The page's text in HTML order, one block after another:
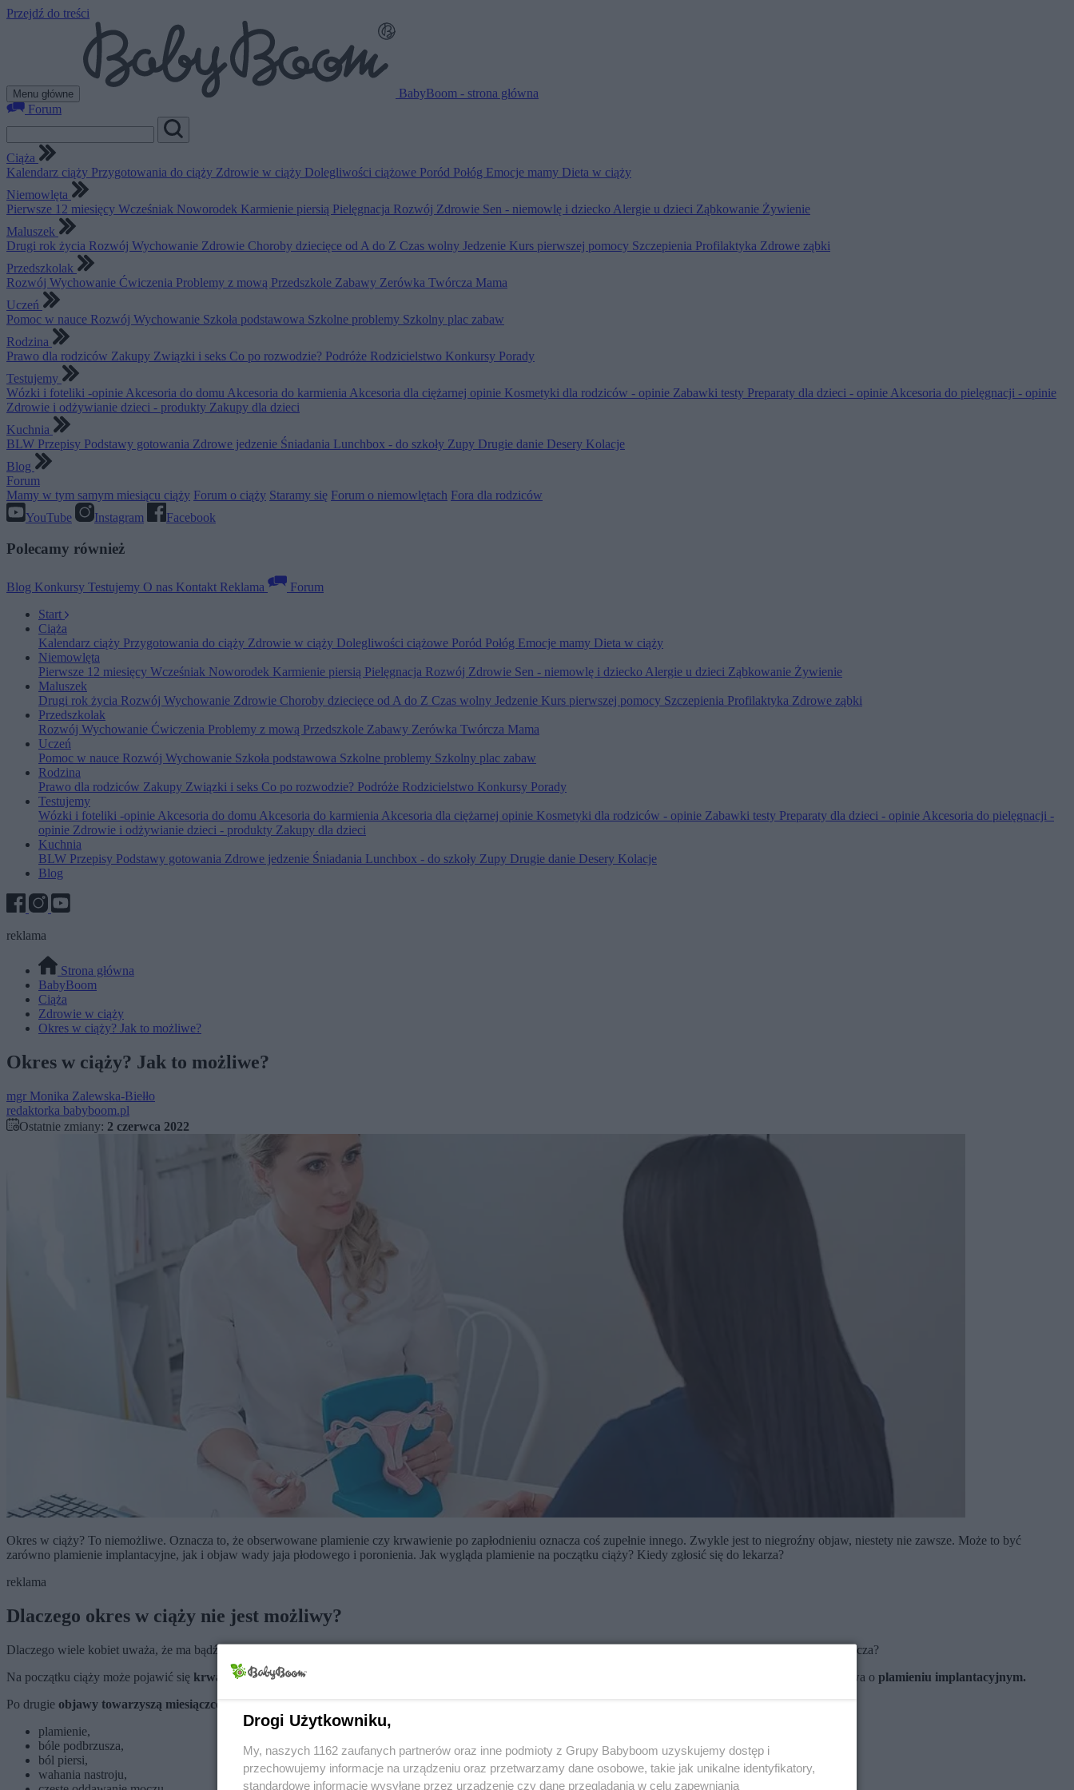
Przejdź do treści
Menu główne
BabyBoom - strona główna
Forum
Ciąża
Kalendarz ciąży Przygotowania do ciąży Zdrowie w ciąży Dolegliwości ciążowe Poród Połóg Emocje mamy Dieta w ciąży
Niemowlęta
Pierwsze 12 miesięcy Wcześniak Noworodek Karmienie piersią Pielęgnacja Rozwój Zdrowie Sen - niemowlę i dziecko Alergie u dzieci Ząbkowanie Żywienie
Maluszek
Drugi rok życia Rozwój Wychowanie Zdrowie Choroby dziecięce od A do Z Czas wolny Jedzenie Kurs pierwszej pomocy Szczepienia Profilaktyka Zdrowe ząbki
Przedszkolak
Rozwój Wychowanie Ćwiczenia Problemy z mową Przedszkole Zabawy Zerówka Twórcza Mama
Uczeń
Pomoc w nauce Rozwój Wychowanie Szkoła podstawowa Szkolne problemy Szkolny plac zabaw
Rodzina
Prawo dla rodziców Zakupy Związki i seks Co po rozwodzie? Podróże Rodzicielstwo Konkursy Porady
Testujemy
Wózki i foteliki -opinie Akcesoria do domu Akcesoria do karmienia Akcesoria dla ciężarnej opinie Kosmetyki dla rodziców - opinie Zabawki testy Preparaty dla dzieci - opinie Akcesoria do pielęgnacji - opinie
Zdrowie i odżywianie dzieci - produkty Zakupy dla dzieci
Kuchnia
BLW Przepisy Podstawy gotowania Zdrowe jedzenie Śniadania Lunchbox - do szkoły Zupy Drugie danie Desery Kolacje
Blog
Forum
Mamy w tym samym miesiącu ciąży Forum o ciąży Staramy się Forum o niemowlętach Fora dla rodziców
YouTube
Instagram Facebook
Polecamy również
Blog Konkursy Testujemy O nas Kontakt Reklama
Forum
Start
Ciąża
Kalendarz ciąży Przygotowania do ciąży Zdrowie w ciąży Dolegliwości ciążowe Poród Połóg Emocje mamy Dieta w ciąży
Niemowlęta
Pierwsze 12 miesięcy Wcześniak Noworodek Karmienie piersią Pielęgnacja Rozwój Zdrowie Sen - niemowlę i dziecko Alergie u dzieci Ząbkowanie Żywienie
Maluszek
Drugi rok życia Rozwój Wychowanie Zdrowie Choroby dziecięce od A do Z Czas wolny Jedzenie Kurs pierwszej pomocy Szczepienia Profilaktyka Zdrowe ząbki
Przedszkolak
Rozwój Wychowanie Ćwiczenia Problemy z mową Przedszkole Zabawy Zerówka Twórcza Mama
Uczeń
Pomoc w nauce Rozwój Wychowanie Szkoła podstawowa Szkolne problemy Szkolny plac zabaw
Rodzina
Prawo dla rodziców Zakupy Związki i seks Co po rozwodzie? Podróże Rodzicielstwo Konkursy Porady
Testujemy
Wózki i foteliki -opinieAkcesoria do domu Akcesoria do karmieniaAkcesoria dla ciężarnej opinie Kosmetyki dla rodziców - opinie Zabawki testy Preparaty dla dzieci - opinieAkcesoria do pielęgnacji -
opinie Zdrowie i odżywianie dzieci - produkty Zakupy dla dzieci
Kuchnia
BLW Przepisy Podstawy gotowania Zdrowe jedzenie Śniadania Lunchbox - do szkoły Zupy Drugie danie Desery Kolacje
Blog
reklama
Strona główna
BabyBoom
Ciąża
Zdrowie w ciąży
Okres w ciąży? Jak to możliwe?
Okres w ciąży? Jak to możliwe?
mgr Monika Zalewska-Biełło
redaktorka babyboom.pl
Ostatnie zmiany: 2 czerwca 2022
Okres w ciąży? To niemożliwe. Oznacza to, że obserwowane plamienie czy krwawienie po zapłodnieniu oznacza coś zupełnie innego. Zwykle jest to niegroźny objaw, niestety nie zawsze. Może to być
zarówno plamienie implantacyjne, jak i objaw wady jaja płodowego i poronienia. Jak wygląda plamienie na początku ciąży? Kiedy zgłosić się do lekarza?
reklama
Dlaczego okres w ciąży nie jest możliwy?
Dlaczego wiele kobiet uważa, że ma bądź miało
, skoro zapłodnienie wyklucza możliwość pojawienia się miesiączki? Co to oznacza?
Na początku ciąży może pojawić się krwawienie, które łatwo pomylić z okresem. Po pierwsze pojawia się ono w tym samym czasie, co spodziewana menstruacja. Mowa o plamieniu implantacyjnym.
Po drugie objawy towarzyszą miesiączce bywają mylone z pierwszymi
plamienie,
bóle podbrzusza,
ból piersi,
wahania nastroju,
Drogi Użytkowniku,
My, naszych 1162 zaufanych partnerów oraz inne podmioty z Grupy Babyboom uzyskujemy dostęp i
przechowujemy informacje na urządzeniu oraz przetwarzamy dane osobowe, takie jak unikalne identyfikatory,
standardowe informacje wysyłane przez urządzenie czy dane przeglądania w celu zapewniania